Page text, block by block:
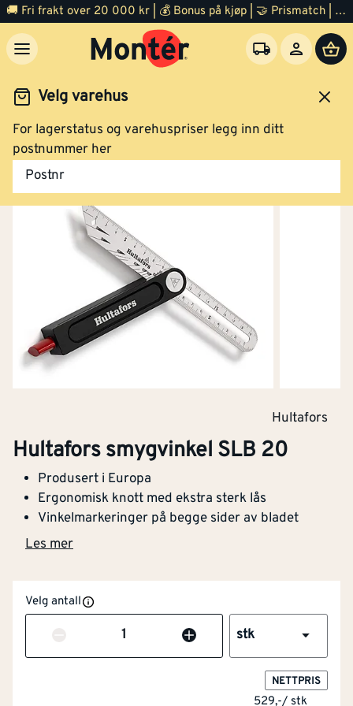
🚚 Fri frakt over 20 000 kr | 💰 Bonus på kjøp | 🤝 Prismatch | ⭐ 100% fornøyd garanti | 🏪 140 byggevarehus
Velg varehus
For lagerstatus og varehuspriser legg inn ditt
postnummer her
Postnr
Verktøy Håndverktøy
Hultafors
Hultafors smygvinkel SLB 20
Produsert i Europa
Ergonomisk knott med ekstra sterk lås
Vinkelmarkeringer på begge sider av bladet
Les mer
Velg antall
Antall stk
NETTPRIS
529,-/ stk
NOBB 60746407